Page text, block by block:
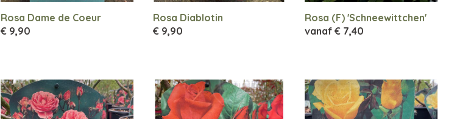
Rosa Dame de Coeur
€ 9,90
Rosa Diablotin
€ 9,90
Rosa (F) 'Schneewittchen'
vanaf€ 7,40